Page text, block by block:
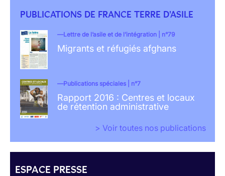
PUBLICATIONS DE FRANCE TERRE D'ASILE
Lettre de l’asile et de l’intégration | n°79
Migrants et réfugiés afghans
Publications spéciales | n°7
Rapport 2016 : Centres et locaux
de rétention administrative
> Voir toutes nos publications
ESPACE PRESSE